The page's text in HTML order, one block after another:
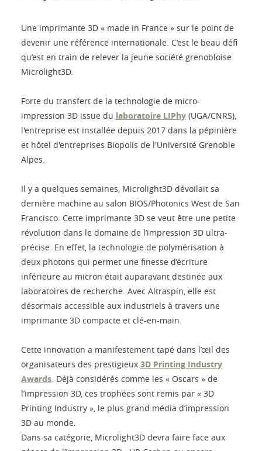
Une imprimante 3D « made in France » sur le point de
devenir une référence internationale. C’est le beau défi
qu’est en train de relever la jeune société grenobloise
Microlight3D.
Forte du transfert de la technologie de micro-
impression 3D issue du laboratoire LIPhy (UGA/CNRS),
l'entreprise est installée depuis 2017 dans la pépinière
et hôtel d'entreprises Biopolis de l'Université Grenoble
Alpes.
Il y a quelques semaines, Microlight3D dévoilait sa
dernière machine au salon BIOS/Photonics West de San
Francisco. Cette imprimante 3D se veut être une petite
révolution dans le domaine de l’impression 3D ultra-
précise. En effet, la technologie de polymérisation à
deux photons qui permet une finesse d’écriture
inférieure au micron était auparavant destinée aux
laboratoires de recherche. Avec Altraspin, elle est
désormais accessible aux industriels à travers une
imprimante 3D compacte et clé-en-main.
Cette innovation a manifestement tapé dans l’œil des
organisateurs des prestigieux 3D Printing Industry
Awards. Déjà considérés comme les « Oscars » de
l’impression 3D, ces trophées sont remis par « 3D
Printing Industry », le plus grand média d’impression
3D au monde.
Dans sa catégorie, Microlight3D devra faire face aux